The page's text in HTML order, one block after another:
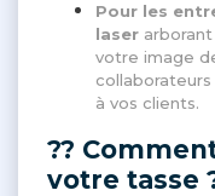
Pour les
laser
votre image
à vos clients.
??
votre tasse